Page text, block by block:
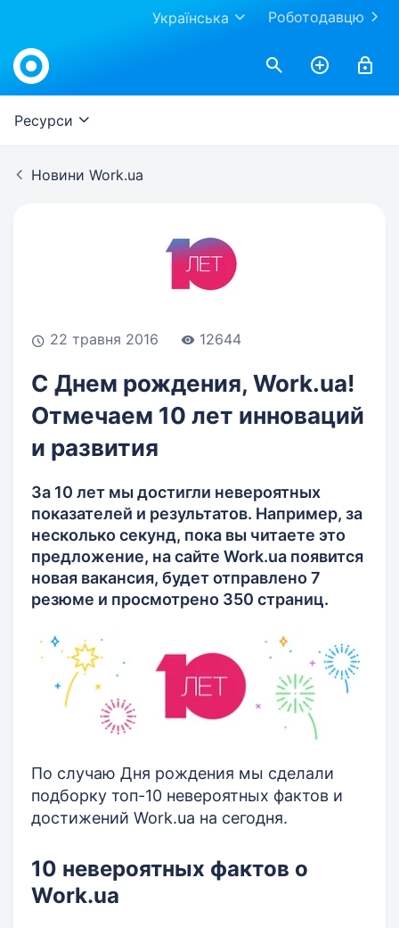
Роботодавцю
Українська
Work.ua
Ресурси
Новини Work.ua
22 травня 2016 12644
С Днем рождения, Work.ua!
Отмечаем 10 лет инноваций
и развития
За 10 лет мы достигли невероятных
показателей и результатов. Например, за
несколько секунд, пока вы читаете это
предложение, на сайте Work.ua появится
новая вакансия, будет отправлено 7
резюме и просмотрено 350 страниц.
По случаю Дня рождения мы сделали
подборку топ-10 невероятных фактов и
достижений Work.ua на сегодня.
10 невероятных фактов о
Work.ua